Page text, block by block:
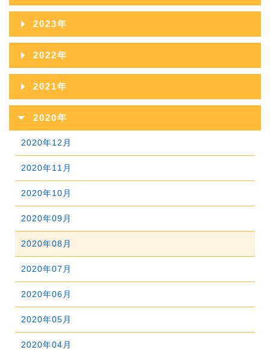
2026年06月
2026年05月
2026年04月
2026年03月
2026年02月
2026年01月
2025年11月
2025年10月
2025年09月
2025年08月
2025年07月
2025年06月
2025年05月
2025年04月
2025年03月
2025年02月
2025年01月
2024年12月
2024年11月
2024年10月
2024年09月
2024年08月
2024年07月
2024年06月
2024年05月
2024年04月
2024年03月
2024年02月
2024年01月
2023年
2023年12月
2023年11月
2023年10月
2023年09月
2023年08月
2023年07月
2023年06月
2023年05月
2023年04月
2023年03月
2023年02月
2023年01月
2022年
2022年12月
2022年11月
2022年10月
2022年09月
2022年08月
2022年07月
2022年06月
2022年05月
2022年04月
2022年03月
2022年02月
2021年
2021年12月
2020年
2020年12月
2020年11月
2020年10月
2020年09月
2020年08月
2020年07月
2020年06月
2020年05月
2020年04月